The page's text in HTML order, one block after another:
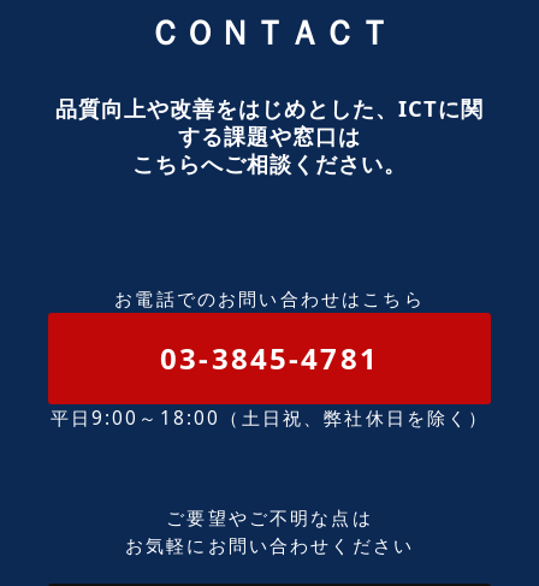
ＣＯＮＴＡＣＴ
品質向上や改善をはじめとした、ICTに関
する課題や窓口は
こちらへご相談ください。
お電話でのお問い合わせはこちら
03-3845-4781
平日9:00～18:00（土日祝、弊社休日を除く）
ご要望やご不明な点は
お気軽にお問い合わせください